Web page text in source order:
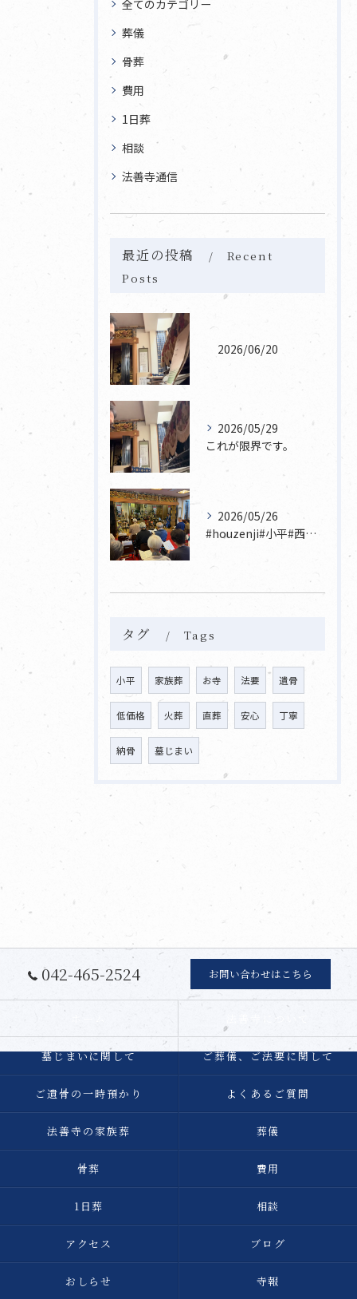
全てのカテゴリー
葬儀
骨葬
費用
1日葬
相談
法善寺通信
最近の投稿
Recent
Posts
2026/06/20
2026/05/29
これが限界です。
2026/05/26
#houzenji#小平#西東京市#東村山#立川市国分寺市寺...
タグ Tags
小平 家族葬 お寺 法要 遺骨
低価格 火葬 直葬 安心 丁寧
納骨 墓じまい
042-465-2524 お問い合わせはこちら
墓じまいに関して ご葬儀、ご法要に関して
ご遺骨の一時預かり よくあるご質問
法善寺の家族葬 葬儀
骨葬 費用
1日葬 相談
アクセス ブログ
おしらせ 寺報